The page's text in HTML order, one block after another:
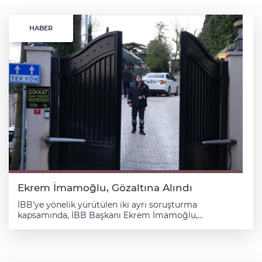
HABER
Ekrem İmamoğlu, Gözaltına Alındı
İBB'ye yönelik yürütülen iki ayrı soruşturma kapsamında, İBB Başkanı Ekrem İmamoğlu, Beylikdüzü Belediye Başkanı Murat Çalık, Şişli Belediye Başkanı Resul Emrah Şahan ve şarkıcı Ercan Saatçi'nin de aralarında bulunduğu 84 şüpheli gözaltına alındı. İstanbul Cumhuriyet Başsavcılığından yapılan yazılı açıklamada, CHP'deki "para sayma" görüntülerine ilişkin soruşturma kapsamında ifade veren tanıkların "İstanbul Büyükşehir Belediye Başkanı İmamoğlu ile çok sayıda kişinin iş adamlarını para vermeye zorladıkları, bazı iş adamları ile hareket ederek haksız kazanç sağladıkları, piyon kişiler üzerinden alım satımlar yaparak suçtan elde ettikleri parayı akladıkları para transfer ve tahsilinde 'gizli kasa' diye tabir edilen sivil kişileri kullandıkları" yönündeki beyanlarına ilişkin alınan rapor sonrası soruşturma başlatıldığı bildirildi. Soruşturmada, İmamoğlu'nun suç örgütü elebaşı olduğu, Beylikdüzü Belediye Başkanlığı döneminden itibaren yanında bulunan ve kendisine bağlı kişileri İBB Başkanı olduktan sonra Büyükşehir Belediyesinin birimlerinin ve iştiraklerinin başına getirdiği kaydedilen açıklamada, suç örgütünün devamını sağlamak maksadıyla kendi alt yapılanmalarını oluşturan şüphelilerin, birçok belediye iştirakinde usulsüz ihalelerle "ihaleye fesat karıştırma", "nitelikli dolandırıcılık", "kişisel verileri hukuka aykırı ele geçirme", "rüşvet" ve "irtikap" suçlarını örgütlü bir şekilde işlediklerinin tespit edildiği aktarıldı. Açıklamada, "Örgüt üyelerinin hem kendi üzerlerine hem de SGK'li çalışanlarının üzerlerine kurdukları şirketlerle Büyükşehir Belediyesi iştirakleri olan Medya AŞ, Kültür AŞ'nin hizmet alımı nitelikli işlerine yüksek fiyatlı teklifler vererek sonuç fiyatı kendilerinin belirlemesi suretiyle ederlerinin çok üzerinde işler aldıkları, aldıkları işlerin bir çoğunun tamamlanmadıkları, bir kısmının ise hayali işler olduğu, naylon fatura düzenlemek suretiyle akladıkları paraları kişisel zenginleşmelerinin yanı sıra suç örgütünün faaliyetleri doğrultusunca kullandıkları anlaşılmıştır." ifadelerine yer verildi. Açıklamada, şüphelilerin İstanbul'da yaşayan vatandaşların kişisel verilerini hukuka aykırı şekilde elde ederek örgütün devamlılığı için kullandıkları, Medya AŞ, Kültür AŞ, KİPTAŞ, İSFALT firmalarından ihale alan örgüt üyelerinin belediyeden aldıkları ilk avans ödemeleriyle ya İmamoğlu'na ait inşaatlara para aktardıkları ya da şirketlerine mal devri yaptıklarının anlaşıldığı kaydedildi. Büyükşehir Belediyesinden açık ihaleler neticesinde iş alan iş adamlarının ödemelerinin yapılmadığının belirlendiği aktarılan açıklamada, şöyle devam edildi: "Tehdit yoluyla elden temin edilen paralar sonrasında ödemelerin yapıldığı, halihazırda aktif olan birçok iş yerinden rüşvet talep edildiği, kabul etmeyen mağdurlar hakkında belediye encümenlerinden aldırılan kararla zorla para alınmaya çalışıldığı anlaşılmıştır. Şüphelilerin, 'rüşvet' ve 'irtikap' suçlarıyla elde ettikleri gayrimenkulleri örgüt kasası olarak kullanılan iş adamlarının üzerine alındığı MASAK raporları, vergi uzman incelemeleri, tanık beyanları ve diğer delillerle tespit edilmiştir. Bu kapsamda suç örgütü elebaşı olduğu belirlenen şüpheli Ekrem İmamoğlu ile örgüt yöneticisi konumunda bulunan şüpheliler Murat Ongun, Tuncay Yılmaz, Fatih Keleş, Ertan Ertan ve bu şüphelilerle bağlantılı 95 şüpheli olmak üzere toplamda 100 şüpheli hakkında 'suç örgütü yöneticisi olmak', 'suç örgütüne üye olmak', 'irtikap', 'rüşvet', 'nitelikli dolandırıcılık', 'kişisel verileri hukuka aykırı ele geçirmek', 'ihaleye fesat karıştırmak' suçlarından eş zamanlı yakalama, gözaltı, arama ve el koyma işlemleri icrası amacıyla İstanbul Emniyet Müdürlüğü Mali Suçlarla Mücadele Şube Müdürlüğüne talimat verilmiştir." "Terör" soruşturmasından gözaltı kararı İstanbul Cumhuriyet Başsavcılığından yapılan açıklamada, PKK/KCK terör örgütünün başta İstanbul olmak üzere metropol illerde etkinliklerinin arttırılması amacıyla fiilen 31 Mart 2024 tarihinde gerçekleşen yerel seçimlerde hayata geçirdiği "kent uzlaşısı" faaliyetiyle ilgili olarak terör örgütü elebaşlarından Cemil Bayık ve Mustafa Karasu'nun seçim öncesinde görüş ve talimatlarını terör örgütüne müzahir medya aracılığıyla ilettiği aktarıldı. İstanbul yerel seçimleri için İBB Başkanı Ekrem İmamoğlu'nun "kent uzlaşısı" temelinde terör örgütünün Halkların Demokratik Kongresi (HDK) çatı yapılanmasıyla ittifak yapıldığına dair tespitlerin terör örgütüne müzahir medya tarafından duyurulduğu belirtilen açıklamada, başta İstanbul olmak üzere birçok ilde HDK mensuplarına yönelik eş zamanlı yakalama ve gözaltı işlemlerinin yapıldığı, soruşturmaların da halen devam ettiği kaydedildi. Açıklamada, belirtilen tespitler üzerine CHP kontenjanından seçilen belediye meclis üyeleri ile atanan belediye başkan yardımcıları incelendiğinde bir kısmının terör örgütü ile iltisakları bulunduğuna işaret edilen açıklamada, şu ifadelere yer verildi: "31 Mart 2024 tarihli yerel seçimden yalnızca birkaç gün önce CHP'ye üye kaydı yaptırdıkları, bugüne kadar İstanbul ili muhtelif ilçelerinde CHP kontenjanından seçilen belediye meclis üyeleri ile atanan belediye başkan yardımcılarından Ataşehir ve Kartal Belediye Başkan Yardımcıları ile 8 İBB meclis üyesi olmak üzere toplam 10'unun HDK verilerinde geçtiği ve örgüt mensupları olduklarının tespiti ile soruşturmalarımız kapsamında gözaltına alındıkları ve tutuklandıkları, bu şahıslar dışında 8 belediye meclis üyesinin HDK haricinde terör örgütüne dair başkaca irtibatlarına binaen soruşturmalarımız kapsamında tutuklandıkları, bu zamana kadar anlatılan şekilde 18 terör örgütü mensubu meclis üyesinin tutuklandığı, geri kalan şüphelilere ilişkin soruşturma işlemlerine devam edildiği anlaşılmaktadır." Soruşturma kapsamında elde edilen bilgi ve belgelere göre İBB Başkanı Ekrem İmamoğlu, İBB Genel Sekreter Yardımcısı Mahir Polat, Şişli Belediye Başkanı Resul Emrah Şahan, Reform Enstitüsü Başkanı Mehmet Ali Çalışkan, PKK/KCK terör örgütünün ideolojik alan yapılanmasında faaliyet gösterdiği tespit edilen firari şüpheli A.B, A.B’nin sahibi olduğu Spectrum House çalışanı ve 2018 yılında terör örgütünün kırsal alanına eleman aktarılması hususunda tespit bulunan H.A. ile Şişli Belediye Başkan Yardımcısı Ebru Özdemir'in iştirak halinde "kent uzlaşısı" faaliyetinin içerisinde yer aldıkları belirtildi. Yine İBB iştiraki İstanbul Planlama Ajansı ve BİMTAŞ bünyesinde terör örgütü mensupları/sempatizanlarının işe alındığı ifade edilen açıklamada şöyle devam edildi: "Şüpheli Ekrem İmamoğlu'nun diğer şüphelilerle birlikte yerel seçimlerde, belediye meclis üyesi listelerinin kendisinin onayıyla belirlenmesi de nazara alındığında terör örgütünün yönetimince de ifade edilen metropollerde etkinliğinin artırılması amacını taşıyan 'kent uzlaşısı' faaliyetine bilerek iştirak etmek suretiyle PKK/KCK terör örgütüne yardım etme suçunu işledikleri anlaşılmakla adı geçen 7 şüpheli hakkında eş zamanlı yakalama, gözaltı, arama ve el koyma işlemleri icrası amacıyla İstanbul Emniyet Müdürlüğü Terörle Mücadele Şube Müdürlüğüne talimat verilmiştir." 84 şüpheli gözaltına alındı Gözaltı kararları üzerine harekete geçen emniyet güçlerince şüphelileri yakalamaya yönelik operasyon devam ediyor. Operasyonda, Ekrem İmamoğlu, İBB Başkanı Danışmanı Murat Ongun, Beylikdüzü Belediye Başkanı Murat Çalık, Şişli Belediye Başkanı Resul Emrah Şahan ile şarkıcı Ercan Saatçi'nin de aralarında bulunduğu 84 şüpheli gözaltına alındı. Soruşturma kapsamında hakkında gözaltı kararı verilen isimler şöyle: "Ekrem İmamoğlu, Murat Ongun, Murat Çalık, Tuncay Yılmaz, Fatih Keleş, Emrah Bağdatlı, Mustafa Nihat Sütlaş, Murat Kapki, Orçun Muhittin Yılmaz, Hüseyin Köksal, Adem Soytekin, Ali Nuhoğlu, Ertan Yıldız, Ali Gül, Zafer Gül, Serdal Taşkın, Barış Kılıç, Servet Yıldırım, Mehmet Erdoğan, Güldem Işık, Ceyda Kıryak, Kadir Öztürk, Ömür Yılmaz, Merthan Açıl, Tolga Özgen, Erhan Uslu, Hakan Atınç Dayıgil, Murat Kanbur, Emre Serkan Bayraktar, Vahit Doğan, Fatoş Ayık, Hüseyin Ekrem Fidan, Seda Hoşel Kiraz, Sergen Kurt, Yusuf Yüce, Ercan Saatçi, Mehmet Muhittin Palazoğlu, Furkan Remzi Ceylan, Süleyman Atik, Hakan Karanis, Elif Güven, Nihat Uçan, Birsen Şahin, Canan Mümüklü, Can Akın Çağlar, Cemal Ufuk Karakaya, Buğra Gökçe, Kağan Sürmegöz, Bayram Taşkın, Ebru Yılmazlar, Gürkan Akgün, Murat Abbas, Doğan Hamit Doğruer, Halit Burak Atalan, Bilal Önver, İlker Durademir, İpek Elif Atayman, İlknur Taşdelen, Burak Arslan, Samih Asan, Emrah Öksüz, Onur Buğra Subaşı, Eyüp Subaşı, Gülşah Subaşı, Ahmet Köksal, Serhat Kapki, Yusuf İlbak, Ali İlbak, Murat İlbak, Mustafa İlbak, Umut Şenol, Mete Sarısaltun, Edip Cenk Ünalerzen, İrfan Karakaş, İnan Boztaş, Ahmet Taha Bilgin, Kamil Timur Delibaş, Alihan Aydın, Alper Aydın, Alperen Aydın, Ahmet Palazoğlu, Kaan Ketenci, Ahmet Hamdi Çiçek, Hacı Ahmet Gül, Serkan Öztürk, Necati Özkan, Kabil Taşçı, Vedat Şahin, Serdar Haydanlı, Yaşar Çeri, Emin Ferhat Ertek, Harun Cengiz Beğenmez, Hasan Öçsoy, Ahmet Çiçek, Adem Tuncay, Rauf Cem Istıranca, Ömer Gürsoy, Uğurhan Atma, Özge Bağdatlı, Fatoş Pınar Türker." Soruşturma kapsamında gözaltına alınan İmamoğlu ve bazı şüphelilerin sağlık kontrolü İstanbul Emniyet Müdürlüğü Vatan Yerleşkesi'nin yakınında bulunan İstanbul Tıp Fakültesi ek binasında, 2 adli tıp uzmanı ve 1 adli tıp teknisyenince gerçekleştirildi. Bazı şüphelilerin de kontrollerinin çevre hastanelerde yapıldığı öğrenildi. Ekrem İmamoğlu, İBB Başkanı Danışmanı Murat Ongun, Beylikdüzü Belediye Başkanı Murat Çalık, Şişli Belediye Başkanı Resul Emrah Şahan ile şarkıcı Ercan Saatçi'nin de aralarında bulunduğu 84 zanlının emniyetteki işlemleri başladı. Ekiplerin, 22 şüpheliyi ise yakalama çalışmaları sürüyor. İBB'den açıklama Öte yandan, İBB tarafından soruşturmaya ilişkin yapılan yazılı açıklamada, bugün ülke adına üzücü bir sürece tanıklık edildiği, yaşanan gelişmelerin takip edildiği belirtildi. Açıklamada, şu ifadelere yer verildi: "Adaletin en kısa sürede yeniden tesis edileceğine ve başta sayın başkanımız olmak üzere tüm çalışma ar